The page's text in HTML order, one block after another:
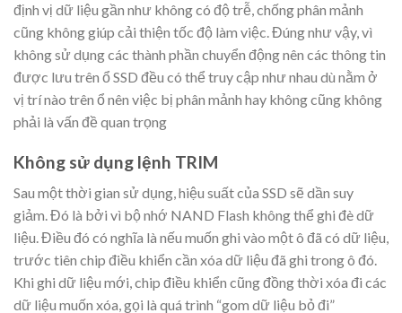
định vị dữ liệu gần như không có độ trễ, chống phân mảnh
cũng không giúp cải thiện tốc độ làm việc. Đúng như vậy, vì
không sử dụng các thành phần chuyển động nên các thông tin
được lưu trên ổ SSD đều có thể truy cập như nhau dù nằm ở
vị trí nào trên ổ nên việc bị phân mảnh hay không cũng không
phải là vấn đề quan trọng
Không sử dụng lệnh TRIM
Sau một thời gian sử dụng, hiệu suất của SSD sẽ dần suy
giảm. Đó là bởi vì bộ nhớ NAND Flash không thể ghi đè dữ
liệu. Điều đó có nghĩa là nếu muốn ghi vào một ô đã có dữ liệu,
trước tiên chip điều khiển cần xóa dữ liệu đã ghi trong ô đó.
Khi ghi dữ liệu mới, chip điều khiển cũng đồng thời xóa đi các
dữ liệu muốn xóa, gọi là quá trình “gom dữ liệu bỏ đi”